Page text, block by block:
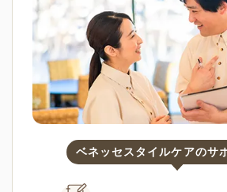
ベネッセスタイルケアのサ